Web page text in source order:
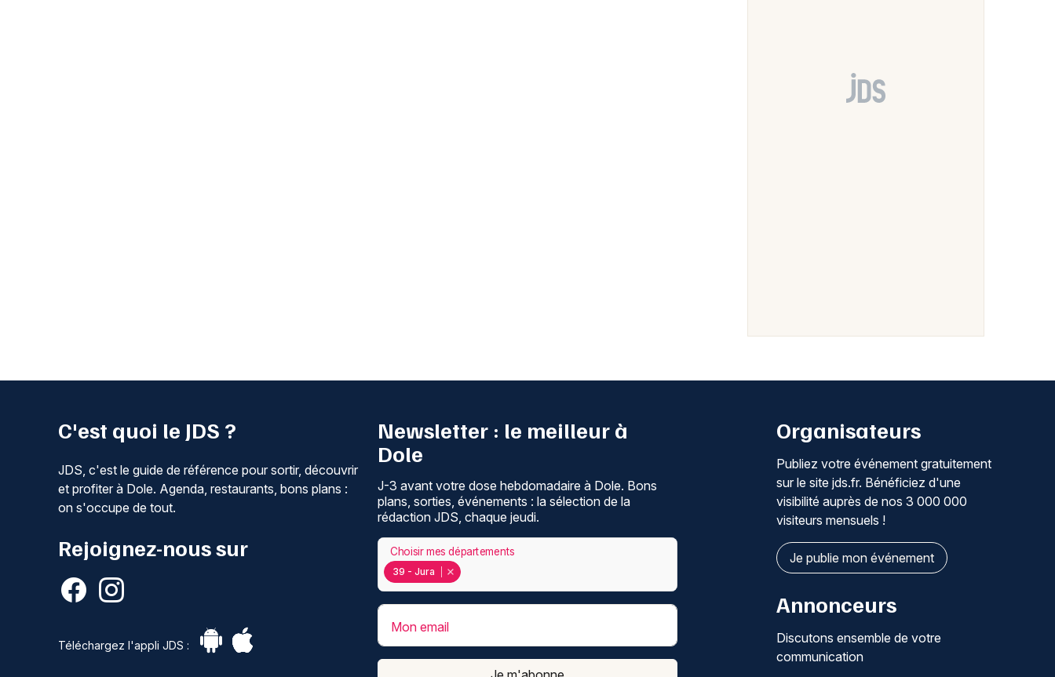
C'est quoi le JDS ?
JDS, c'est le guide de référence pour sortir, découvrir
et profiter à Dole. Agenda, restaurants, bons plans :
on s'occupe de tout.
Rejoignez-nous sur
Téléchargez l'appli JDS :
Newsletter : le meilleur à
Dole
J-3 avant votre dose hebdomadaire à Dole. Bons
plans, sorties, événements : la sélection de la
rédaction JDS, chaque jeudi.
39 - Jura
Choisir mes départements
Mon email
Organisateurs
Publiez votre événement gratuitement
sur le site jds.fr. Bénéficiez d'une
visibilité auprès de nos 3 000 000
visiteurs mensuels !
Je publie mon événement
Annonceurs
Discutons ensemble de votre
communication